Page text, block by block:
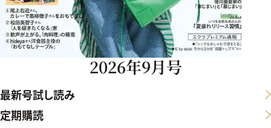
2026年9月号
最新号試し読み
定期購読